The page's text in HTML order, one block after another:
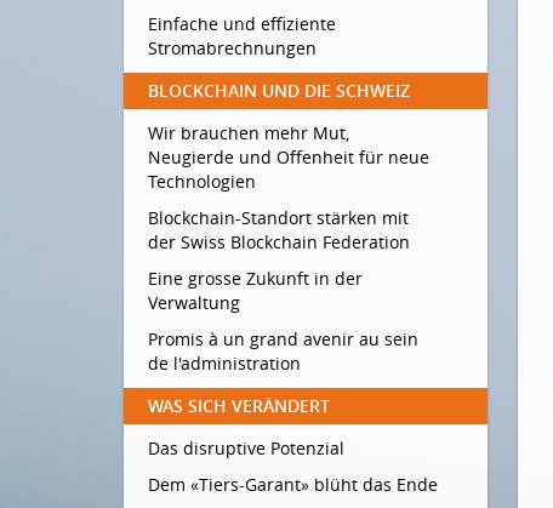
Einfache und effiziente
Stromabrechnungen
BLOCKCHAIN UND DIE SCHWEIZ
Wir brauchen mehr Mut,
Neugierde und Offenheit für neue
Technologien
Blockchain-Standort stärken mit
der Swiss Blockchain Federation
Eine grosse Zukunft in der
Verwaltung
Promis à un grand avenir au sein
de l'administration
WAS SICH VERÄNDERT
Das disruptive Potenzial
Dem «Tiers-Garant» blüht das Ende